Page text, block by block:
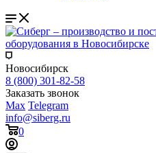
Новосибирск
8 (800) 301-82-58
Заказать звонок
Max Telegram
info@siberg.ru
0